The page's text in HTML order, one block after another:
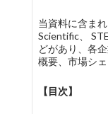
当資料に含ま
Scientific、
どがあり、各
概要、市場シ
【目次】